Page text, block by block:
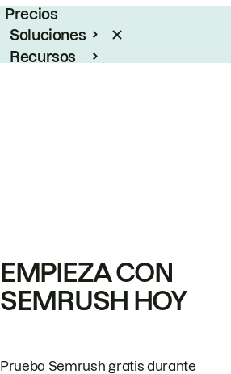
Precios
Soluciones
Recursos
EMPIEZA CON
SEMRUSH HOY
Prueba Semrush gratis durante